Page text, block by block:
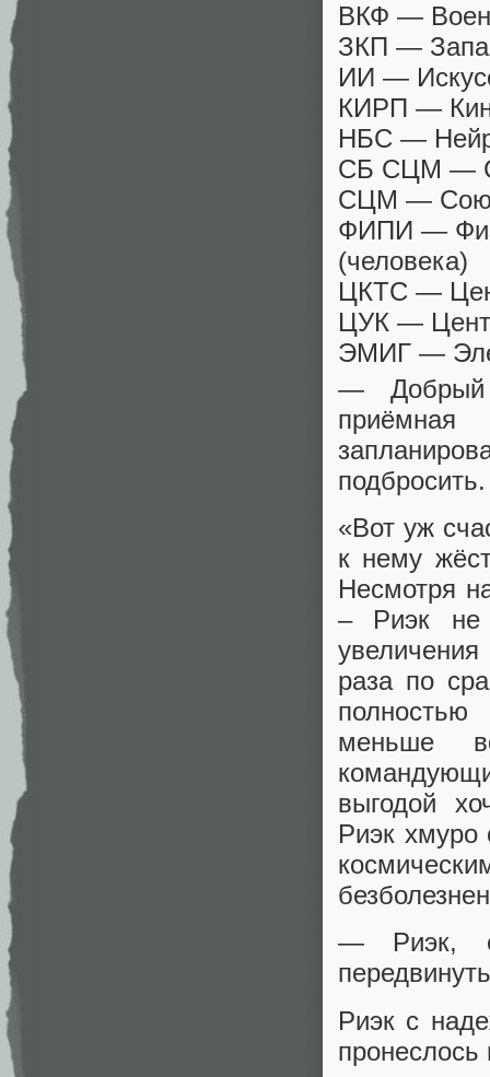
ВКФ —
ЗКП —
ИИ —
КИРП —
НБС —
СБ СЦМ —
СЦМ —
ФИПИ —
(человека)
ЦКТС —
ЦУК —
ЭМИГ —
— Добрый
подбросить.
«Вот уж
к нему
Несмотря
– Риэк не
раза по
меньше
выгодой
Риэк хмуро
— Риэк,
Риэк с
пронеслось